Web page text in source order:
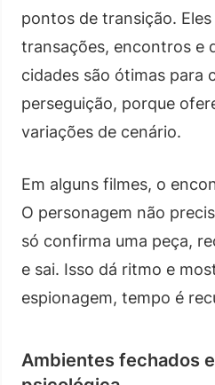
pontos de transição.
transações, encontros e
cidades são ótimas para
perseguição, porque
variações de cenário.
Em alguns filmes, o
O personagem não
só confirma uma peça,
e sai. Isso dá ritmo e
espionagem, tempo é
Ambientes fechados